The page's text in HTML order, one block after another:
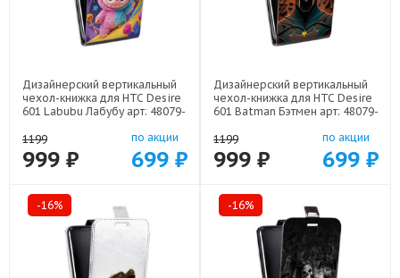
Дизайнерский вертикальный
чехол-книжка для HTC Desire
601 Labubu Лабубу арт: 48079-
1199
999 ₽
по акции
699 ₽
Дизайнерский вертикальный
чехол-книжка для HTC Desire
601 Batman Бэтмен арт: 48079-
1199
999 ₽
по акции
699 ₽
-16% -16%